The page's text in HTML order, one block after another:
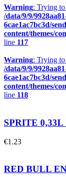
Warning: Trying to
/data/9/9/
6cae1ac7bc3d/
content/themes/
line 117
Warning: Trying to
/data/9/9/
6cae1ac7bc3d/
content/themes/
line 118
SPRITE
€1.23
RED BULL